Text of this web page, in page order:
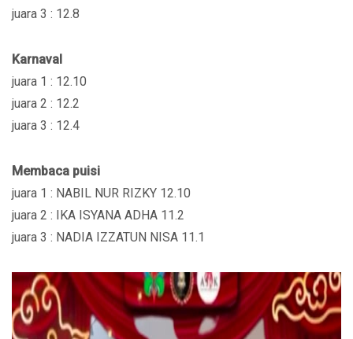
juara 3 : 12.8
Karnaval
juara 1 : 12.10
juara 2 : 12.2
juara 3 : 12.4
Membaca puisi
juara 1 : NABIL NUR RIZKY 12.10
juara 2 : IKA ISYANA ADHA 11.2
juara 3 : NADIA IZZATUN NISA 11.1